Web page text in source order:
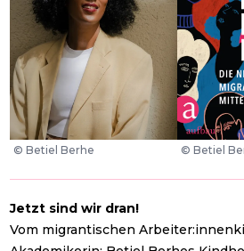
©Betiel Berhe © Betiel
Jetzt sind wir dran!
Vom migrantischen